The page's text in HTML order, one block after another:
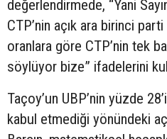
değerlendirmede, “Yani
CTP’nin açık ara birinci parti
oranlara göre CTP’nin tek
söylüyor bize” ifadelerini
Taçoy’un UBP’nin yüzde
kabul etmediği yönündeki